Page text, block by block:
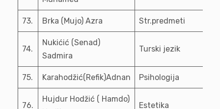
73. Brka (Mujo) Azra Str.predmeti
74.
Nukićić (Senad)
Sadmira
Turski jezik
75. Karahodžić(Refik)Adnan Psihologija
76.
Hujdur Hodžić ( Hamdo)
Estetika